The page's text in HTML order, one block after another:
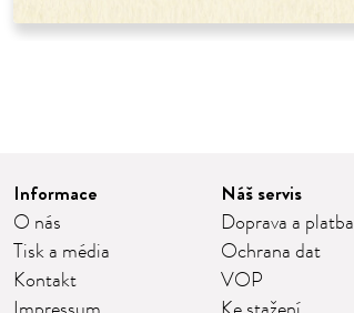
Informace
O nás
Tisk a média
Kontakt
Náš servis
Doprava a platba
Ochrana dat
VOP